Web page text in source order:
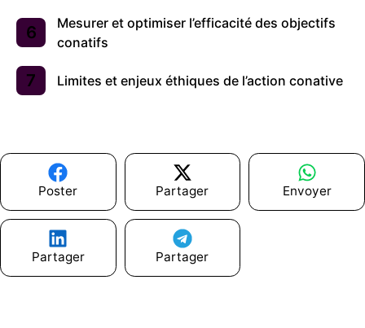
Mesurer et optimiser l’efficacité des objectifs
conatifs
Limites et enjeux éthiques de l’action conative
Poster Partager Envoyer
Partager Partager